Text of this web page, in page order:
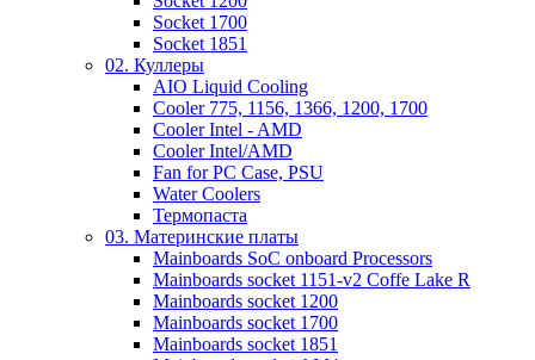
Socket 1700
Socket 1851
02. Куллеры
AIO Liquid Cooling
Cooler 775, 1156, 1366, 1200, 1700
Cooler Intel - AMD
Cooler Intel/AMD
Fan for PC Case, PSU
Water Coolers
Термопаста
03. Материнские платы
Mainboards SoC onboard Processors
Mainboards socket 1151-v2 Coffe Lake R
Mainboards socket 1200
Mainboards socket 1700
Mainboards socket 1851